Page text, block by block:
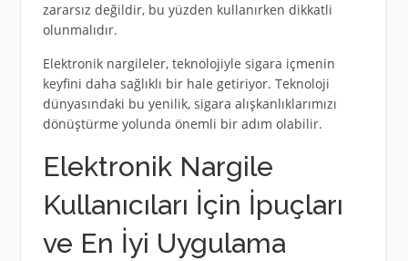
zararsız değildir, bu yüzden kullanırken dikkatli
olunmalıdır.
Elektronik nargileler, teknolojiyle sigara içmenin
keyfini daha sağlıklı bir hale getiriyor. Teknoloji
dünyasındaki bu yenilik, sigara alışkanlıklarımızı
dönüştürme yolunda önemli bir adım olabilir.
Elektronik Nargile
Kullanıcıları İçin İpuçları
ve En İyi Uygulama